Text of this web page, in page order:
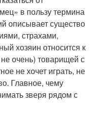
в пользу термина
описывает существо
страхами,
хозяин относится к
очень) товарищей с
не хочет играть, не
Главное, чему
зверя рядом с